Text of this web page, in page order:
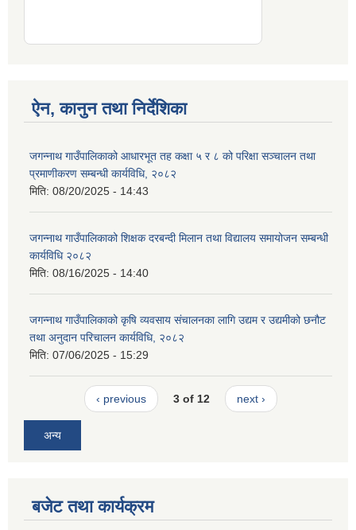
ऐन, कानुन तथा निर्देशिका
जगन्नाथ गाउँपालिकाको आधारभूत तह कक्षा ५ र ८ को परिक्षा सञ्चालन तथा
प्रमाणीकरण सम्बन्धी कार्यविधि, २०८२
मिति: 08/20/2025 - 14:43
जगन्नाथ गाउँपालिकाको शिक्षक दरबन्दी मिलान तथा विद्यालय समायोजन सम्बन्धी
कार्यविधि २०८२
मिति: 08/16/2025 - 14:40
जगन्नाथ गाउँपालिकाको क‍ृषि व्यवसाय संचालनका लागि उद्यम र उद्यमीको छनौट
तथा अनुदान परिचालन कार्यविधि, २०८२
मिति: 07/06/2025 - 15:29
‹ previous 3 of 12 next ›
अन्य
बजेट तथा कार्यक्रम